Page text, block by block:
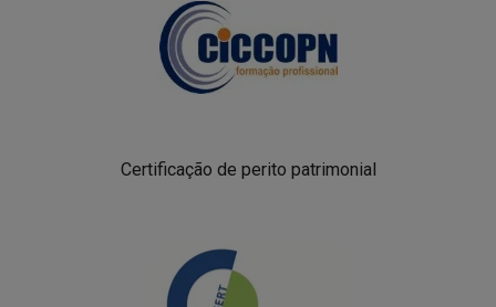
Certificação de perito patrimonial